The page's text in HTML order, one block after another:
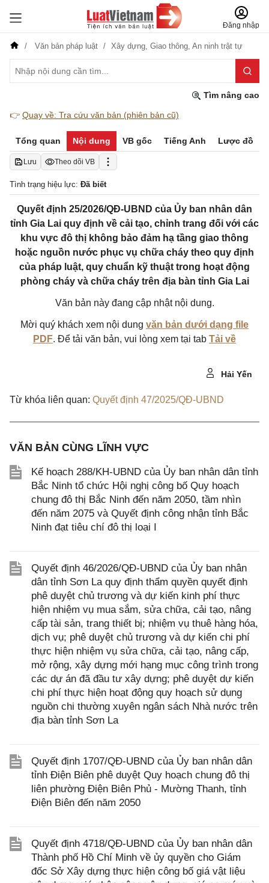
Đăng nhập
Văn bản pháp luật Xây dựng, Giao thông, An ninh trật tự
Tìm nâng cao
👉 Quay về: Tra cứu văn bản (phiên bản cũ)
Tổng quan Nội dung VB gốc Tiếng Anh Lược đồ
Lưu Theo dõi VB
Tình trạng hiệu lực: Đã biết
Quyết định 25/2026/QĐ-UBND của Ủy ban nhân dân
tỉnh Gia Lai quy định về cải tạo, chỉnh trang đối với các
khu vực đô thị không bảo đảm hạ tầng giao thông
hoặc nguồn nước phục vụ chữa cháy theo quy định
của pháp luật, quy chuẩn kỹ thuật trong hoạt động
phòng cháy và chữa cháy trên địa bàn tỉnh Gia Lai
Văn bản này đang cập nhật nội dung.
Mời quý khách xem nội dung văn bản dưới dạng file
PDF. Để tải văn bản, vui lòng xem tại tab Tải về
Hải Yến
Từ khóa liên quan: Quyết định 47/2025/QĐ-UBND
VĂN BẢN CÙNG LĨNH VỰC
Kế hoạch 288/KH-UBND của Ủy ban nhân dân tỉnh
Bắc Ninh tổ chức Hội nghị công bố Quy hoạch
chung đô thị Bắc Ninh đến năm 2050, tầm nhìn
đến năm 2075 và Quyết định công nhận tỉnh Bắc
Ninh đạt tiêu chí đô thị loại I
Quyết định 46/2026/QĐ-UBND của Ủy ban nhân
dân tỉnh Sơn La quy định thẩm quyền quyết định
phê duyệt chủ trương và dự kiến kinh phí thực
hiện nhiệm vụ mua sắm, sửa chữa, cải tạo, nâng
cấp tài sản, trang thiết bị; nhiệm vụ thuê hàng hóa,
dịch vụ; phê duyệt chủ trương và dự kiến chi phí
thực hiện nhiệm vụ sửa chữa, cải tạo, nâng cấp,
mở rộng, xây dựng mới hạng mục công trình trong
các dự án đã đầu tư xây dựng; phê duyệt dự kiến
chi phí thực hiện hoạt động quy hoạch sử dụng
nguồn chi thường xuyên ngân sách Nhà nước trên
địa bàn tỉnh Sơn La
Quyết định 1707/QĐ-UBND của Ủy ban nhân dân
tỉnh Điện Biên phê duyệt Quy hoạch chung đô thị
liên phường Điện Biên Phủ - Mường Thanh, tỉnh
Điện Biên đến năm 2050
Quyết định 4718/QĐ-UBND của Ủy ban nhân dân
Thành phố Hồ Chí Minh về ủy quyền cho Giám
đốc Sở Xây dựng thực hiện công bố giá vật liệu